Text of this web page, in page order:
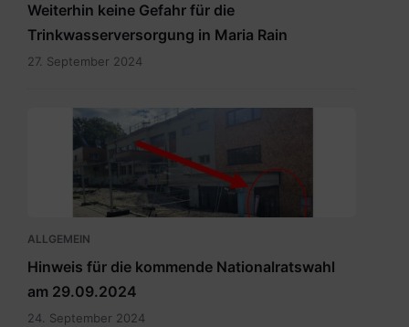
Weiterhin keine Gefahr für die
Trinkwasserversorgung in Maria Rain
27. September 2024
Eingang
Wahllokal.pdf
ALLGEMEIN
Hinweis für die kommende Nationalratswahl
am 29.09.2024
24. September 2024